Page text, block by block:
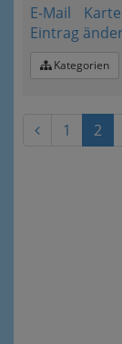
E-Mail
Eintrag
Kategorien
1 2